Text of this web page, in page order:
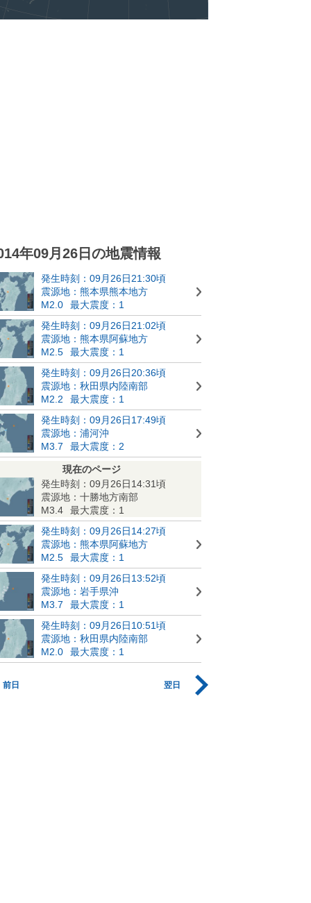
年09月26日の地震情報
発生時刻：09月26日21:30頃
震源地：熊本県熊本地方
M2.0
最大震度：1
発生時刻：09月26日21:02頃
震源地：熊本県阿蘇地方
M2.5
最大震度：1
発生時刻：09月26日20:36頃
震源地：秋田県内陸南部
M2.2
最大震度：1
発生時刻：09月26日17:49頃
震源地：浦河沖
M3.7
最大震度：2
現在のページ
発生時刻：09月26日14:31頃
震源地：十勝地方南部
M3.4
最大震度：1
発生時刻：09月26日14:27頃
震源地：熊本県阿蘇地方
M2.5
最大震度：1
発生時刻：09月26日13:52頃
震源地：岩手県沖
M3.7
最大震度：1
発生時刻：09月26日10:51頃
震源地：秋田県内陸南部
M2.0
最大震度：1
前日 翌日